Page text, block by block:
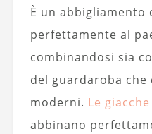
È un abbigliamento
perfettamente al
combinandosi sia
del guardaroba che
moderni. Le giacche
abbinano